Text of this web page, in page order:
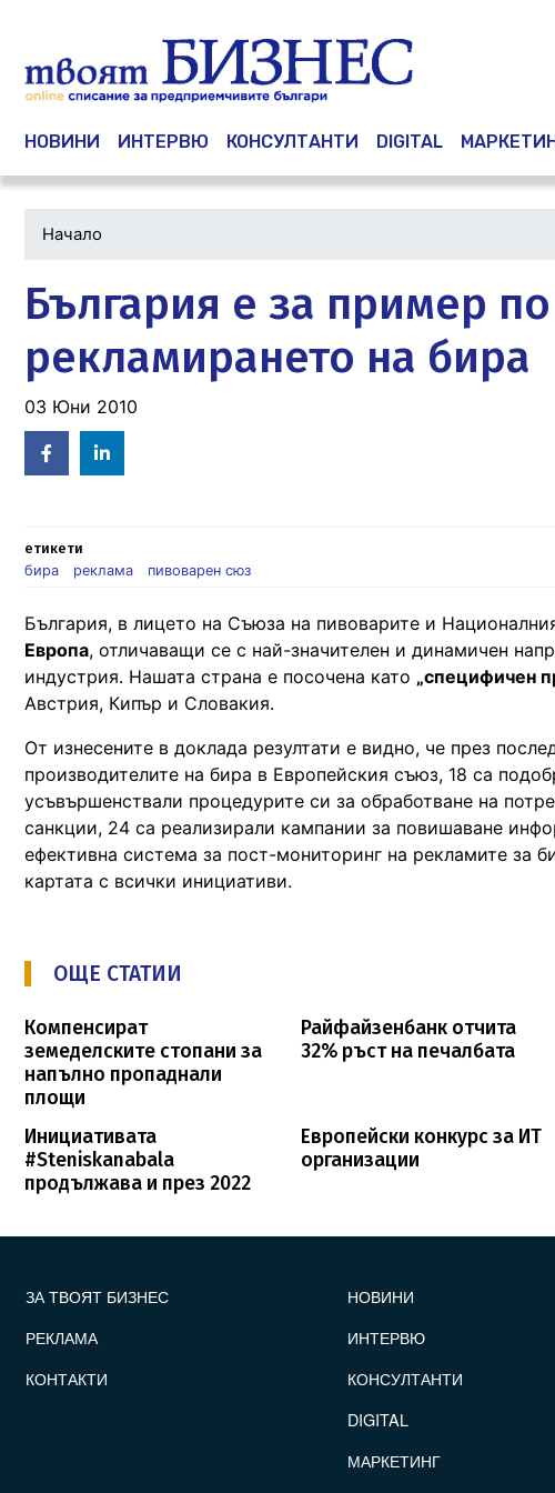
Main navigation
НОВИНИ ИНТЕРВЮ КОНСУЛТАНТИ DIGITAL
Начало
България е за пример
рекламирането на бира
03 Юни 2010
Facebook
in
етикети
бира
реклама пивоварен сюз
България, в лицето на Съюза на пивоварите и
Европа, отличаващи се с най-значителен и динамичен
индустрия. Нашата страна е посочена като „специфичен
Австрия, Кипър и Словакия.
От изнесените в доклада резултати е видно, че през
производителите на бира в Европейския съюз, 18 са
усъвършенствали процедурите си за обработване на
санкции, 24 са реализирали кампании за повишаване
ефективна система за пост-мониторинг на рекламите за
картата с всички инициативи.
ОЩЕ СТАТИИ
Компенсират
земеделските стопани за
напълно пропаднали
площи
Райфайзенбанк отчита
32% ръст на печалбата
Инициативата
#Steniskanabala
продължава и през 2022
Европейски конкурс за ИТ
организации
ЗА ТВОЯТ БИЗНЕС
РЕКЛАМА
КОНТАКТИ
НОВИНИ
ИНТЕРВЮ
КОНСУЛТАНТИ
DIGITAL
МАРКЕТИНГ